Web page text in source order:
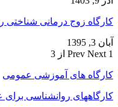
کارگاه زوج‌ درمانی شناختی
آبان 3, 1395
Prev Next 1 از 3
کارگاه های آموزشی عمومی
کارگاههای روانشناسی برای